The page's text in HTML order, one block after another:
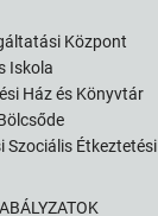
Központ
Iskola
Ház és Könyvtár
Szociális